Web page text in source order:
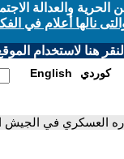
والعدالة
نالها أعلام في
هنا لاستخدام
English كوردي
العسكري في الجيش